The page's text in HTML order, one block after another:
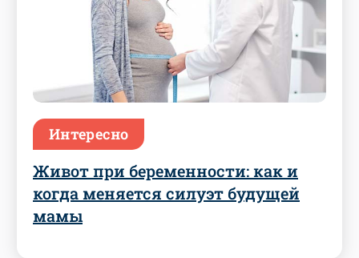
Интересно
Живот при беременности: как и
когда меняется силуэт будущей
мамы